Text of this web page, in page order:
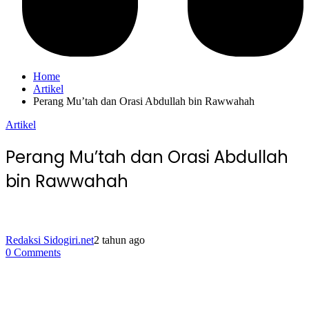
Home
Artikel
Perang Mu’tah dan Orasi Abdullah bin Rawwahah
Artikel
Perang Mu’tah dan Orasi Abdullah
bin Rawwahah
Redaksi Sidogiri.net2 tahun ago
0 Comments